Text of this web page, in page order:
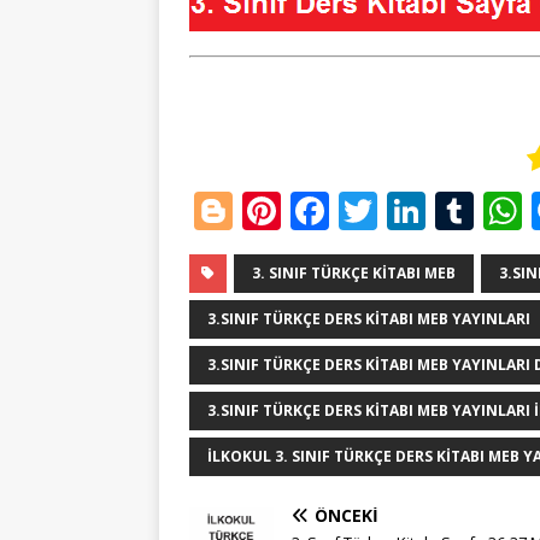
Bl
o
g
g
e
r
Pi
n
te
r
e
st
F
a
c
e
b
o
o
k
T
w
it
te
r
Li
n
k
e
dI
n
T
u
m
bl
r
s
3. SINIF TÜRKÇE KITABI MEB
3.SINIF TÜRKÇE DERS KITABI MEB YAYINLARI
3.SINIF TÜRKÇE DERS KITABI MEB YAYINLARI
3.SINIF TÜRKÇE DERS KITABI MEB YAYINLARI
ILKOKUL 3. SINIF TÜRKÇE DERS KITABI MEB
ÖNCEKI